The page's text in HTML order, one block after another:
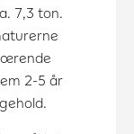
7,3 ton.
2-5 år